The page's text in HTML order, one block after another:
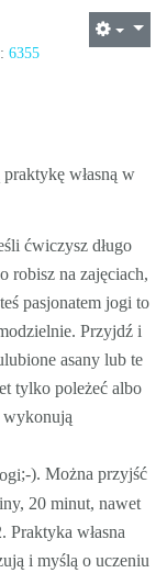
6355
własną w
ćwiczysz długo
robisz na zajęciach,
pasjonatem jogi to
Przyjdź i
asany lub te
tylko poleżeć albo
wykonują
;-). Można przyjść
20 minut, nawet
Praktyka własna
i myślą o uczeniu